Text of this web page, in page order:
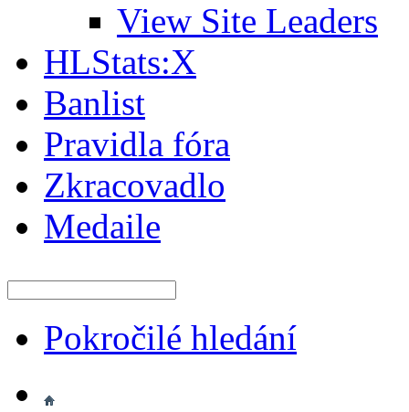
View Site Leaders
HLStats:X
Banlist
Pravidla fóra
Zkracovadlo
Medaile
Pokročilé hledání